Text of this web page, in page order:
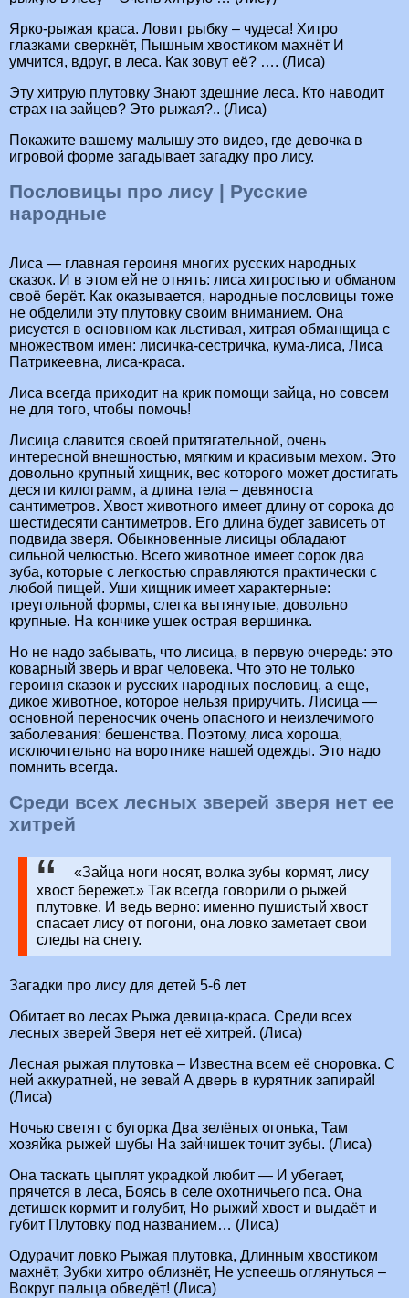
Ярко-рыжая краса. Ловит рыбку – чудеса! Хитро
глазками сверкнёт, Пышным хвостиком махнёт И
умчится, вдруг, в леса. Как зовут её? …. (Лиса)
Эту хитрую плутовку Знают здешние леса. Кто наводит
страх на зайцев? Это рыжая?.. (Лиса)
Покажите вашему малышу это видео, где девочка в
игровой форме загадывает загадку про лису.
Пословицы про лису | Русские
народные
Лиса — главная героиня многих русских народных
сказок. И в этом ей не отнять: лиса хитростью и обманом
своё берёт. Как оказывается, народные пословицы тоже
не обделили эту плутовку своим вниманием. Она
рисуется в основном как льстивая, хитрая обманщица с
множеством имен: лисичка-сестричка, кума-лиса, Лиса
Патрикеевна, лиса-краса.
Лиса всегда приходит на крик помощи зайца, но совсем
не для того, чтобы помочь!
Лисица славится своей притягательной, очень
интересной внешностью, мягким и красивым мехом. Это
довольно крупный хищник, вес которого может достигать
десяти килограмм, а длина тела – девяноста
сантиметров. Хвост животного имеет длину от сорока до
шестидесяти сантиметров. Его длина будет зависеть от
подвида зверя. Обыкновенные лисицы обладают
сильной челюстью. Всего животное имеет сорок два
зуба, которые с легкостью справляются практически с
любой пищей. Уши хищник имеет характерные:
треугольной формы, слегка вытянутые, довольно
крупные. На кончике ушек острая вершинка.
Но не надо забывать, что лисица, в первую очередь: это
коварный зверь и враг человека. Что это не только
героиня сказок и русских народных пословиц, а еще,
дикое животное, которое нельзя приручить. Лисица —
основной переносчик очень опасного и неизлечимого
заболевания: бешенства. Поэтому, лиса хороша,
исключительно на воротнике нашей одежды. Это надо
помнить всегда.
Среди всех лесных зверей зверя нет ее
хитрей
«Зайца ноги носят, волка зубы кормят, лису
хвост бережет.» Так всегда говорили о рыжей
плутовке. И ведь верно: именно пушистый хвост
спасает лису от погони, она ловко заметает свои
следы на снегу.
Загадки про лису для детей 5-6 лет
Обитает во лесах Рыжа девица-краса. Среди всех
лесных зверей Зверя нет её хитрей. (Лиса)
Лесная рыжая плутовка – Известна всем её сноровка. С
ней аккуратней, не зевай А дверь в курятник запирай!
(Лиса)
Ночью светят с бугорка Два зелёных огонька, Там
хозяйка рыжей шубы На зайчишек точит зубы. (Лиса)
Она таскать цыплят украдкой любит — И убегает,
прячется в леса, Боясь в селе охотничьего пса. Она
детишек кормит и голубит, Но рыжий хвост и выдаёт и
губит Плутовку под названием… (Лиса)
Одурачит ловко Рыжая плутовка, Длинным хвостиком
махнёт, Зубки хитро облизнёт, Не успеешь оглянуться –
Вокруг пальца обведёт! (Лиса)